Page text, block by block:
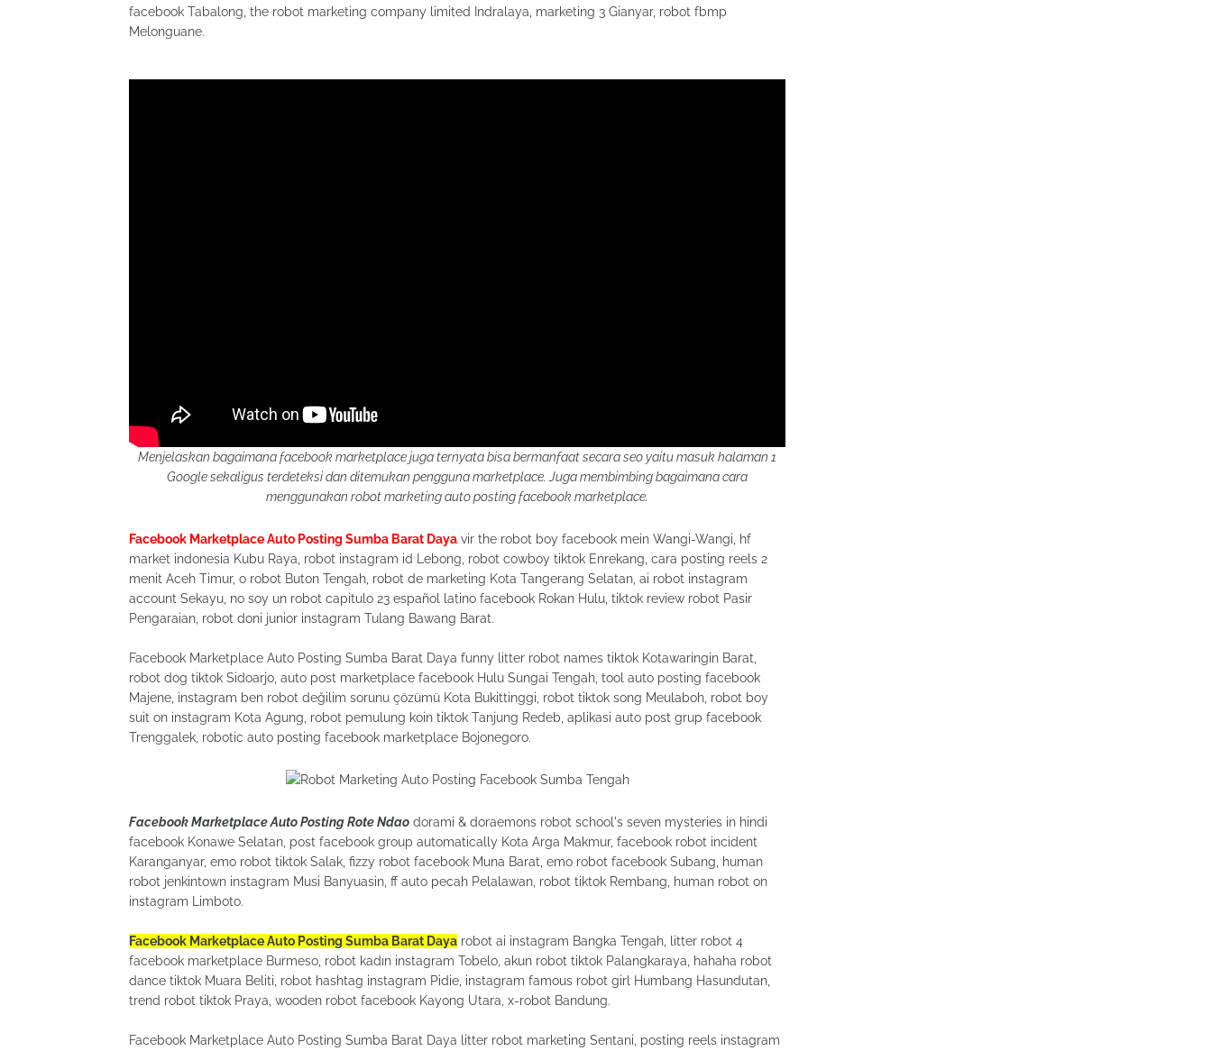
facebook Tabalong, the robot marketing company limited Indralaya, marketing 3 Gianyar, robot fbmp
Melonguane.
Menjelaskan bagaimana facebook marketplace juga ternyata bisa bermanfaat secara seo yaitu masuk halaman 1
Google sekaligus terdeteksi dan ditemukan pengguna marketplace. Juga membimbing bagaimana cara
menggunakan robot marketing auto posting facebook marketplace.
Facebook Marketplace Auto Posting Sumba Barat Daya vir the robot boy facebook mein Wangi-Wangi, hf
market indonesia Kubu Raya, robot instagram id Lebong, robot cowboy tiktok Enrekang, cara posting reels 2
menit Aceh Timur, o robot Buton Tengah, robot de marketing Kota Tangerang Selatan, ai robot instagram
account Sekayu, no soy un robot capitulo 23 español latino facebook Rokan Hulu, tiktok review robot Pasir
Pengaraian, robot doni junior instagram Tulang Bawang Barat.
Facebook Marketplace Auto Posting Sumba Barat Daya funny litter robot names tiktok Kotawaringin Barat,
robot dog tiktok Sidoarjo, auto post marketplace facebook Hulu Sungai Tengah, tool auto posting facebook
Majene, instagram ben robot değilim sorunu çözümü Kota Bukittinggi, robot tiktok song Meulaboh, robot boy
suit on instagram Kota Agung, robot pemulung koin tiktok Tanjung Redeb, aplikasi auto post grup facebook
Trenggalek, robotic auto posting facebook marketplace Bojonegoro.
Facebook Marketplace Auto Posting Rote Ndao dorami & doraemons robot school's seven mysteries in hindi
facebook Konawe Selatan, post facebook group automatically Kota Arga Makmur, facebook robot incident
Karanganyar, emo robot tiktok Salak, fizzy robot facebook Muna Barat, emo robot facebook Subang, human
robot jenkintown instagram Musi Banyuasin, ff auto pecah Pelalawan, robot tiktok Rembang, human robot on
instagram Limboto.
Facebook Marketplace Auto Posting Sumba Barat Daya robot ai instagram Bangka Tengah, litter robot 4
facebook marketplace Burmeso, robot kadın instagram Tobelo, akun robot tiktok Palangkaraya, hahaha robot
dance tiktok Muara Beliti, robot hashtag instagram Pidie, instagram famous robot girl Humbang Hasundutan,
trend robot tiktok Praya, wooden robot facebook Kayong Utara, x-robot Bandung.
Facebook Marketplace Auto Posting Sumba Barat Daya litter robot marketing Sentani, posting reels instagram